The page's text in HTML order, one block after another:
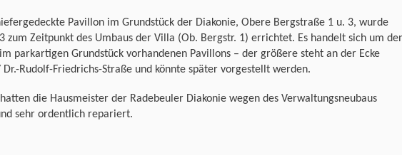
Pavillon im Grundstück der Diakonie, Obere Bergstraße 1 u. 3, wurde
zum Zeitpunkt des Umbaus der Villa (Ob. Bergstr. 1) errichtet. Es handelt sich um
parkartigen Grundstück vorhandenen Pavillons – der größere steht an der Ecke
Rudolf-Friedrichs-Straße und könnte später vorgestellt werden.
die Hausmeister der Radebeuler Diakonie wegen des Verwaltungsneubaus
sehr ordentlich repariert.